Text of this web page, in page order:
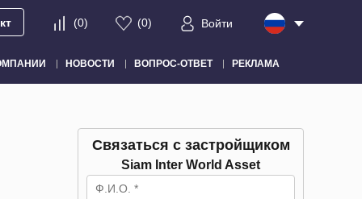
(0) (0) Войти
НОВОСТИ ВОПРОС-ОТВЕТ РЕКЛАМА
Связаться с застройщиком
Siam Inter World Asset